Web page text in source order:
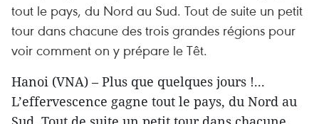
tout le pays, du Nord au Sud. Tout de suite un petit
tour dans chacune des trois grandes régions pour
voir comment on y prépare le Têt.
Hanoi (VNA) – Plus que quelques jours !...
L’effervescence gagne tout le pays, du Nord au